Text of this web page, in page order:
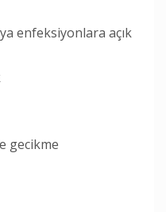
enfeksiyonlara açık
gecikme